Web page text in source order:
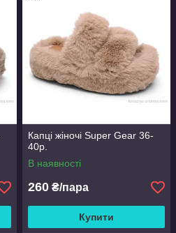
Капці жіночі Super Gear 36-
40р.
В наявності
260 ₴/пара
Купити